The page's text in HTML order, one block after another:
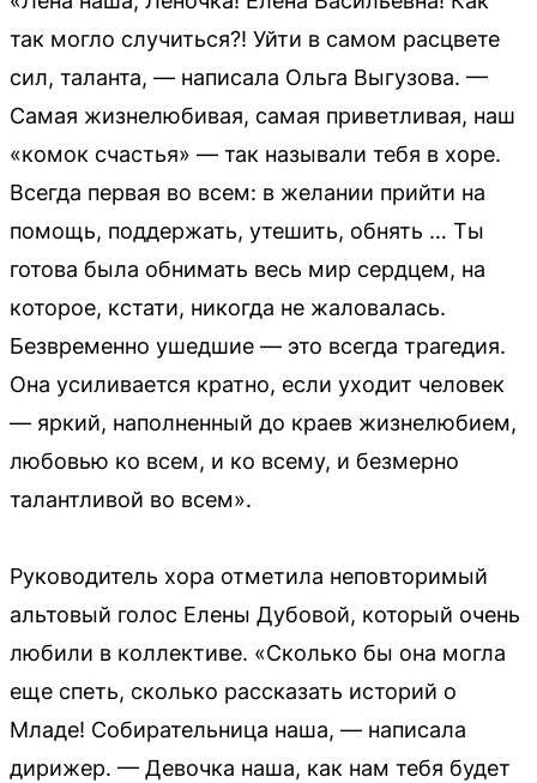
так могло случиться?! Уйти в самом расцвете
сил, таланта, — написала Ольга Выгузова. —
Самая жизнелюбивая, самая приветливая, наш
«комок счастья» — так называли тебя в хоре.
Всегда первая во всем: в желании прийти на
помощь, поддержать, утешить, обнять … Ты
готова была обнимать весь мир сердцем, на
которое, кстати, никогда не жаловалась.
Безвременно ушедшие — это всегда трагедия.
Она усиливается кратно, если уходит человек
— яркий, наполненный до краев жизнелюбием,
любовью ко всем, и ко всему, и безмерно
талантливой во всем».
Руководитель хора отметила неповторимый
альтовый голос Елены Дубовой, который очень
любили в коллективе. «Сколько бы она могла
еще спеть, сколько рассказать историй о
Младе! Собирательница наша, — написала
дирижер. — Девочка наша, как нам тебя будет